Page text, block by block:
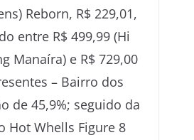
Reborn, R$ 229,01,
entre R$ 499,99 (Hi
Manaíra) e R$ 729,00
– Bairro dos
de 45,9%; seguido da
Hot Whells Figure 8